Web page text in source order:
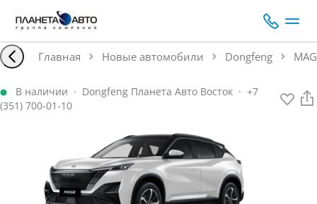
Главная Новые автомобили Dongfeng
В наличии · Dongfeng Планета Авто Восток · +7
(351) 700-01-10